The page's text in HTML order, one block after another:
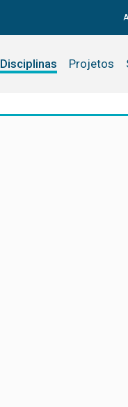
Disciplinas Projetos